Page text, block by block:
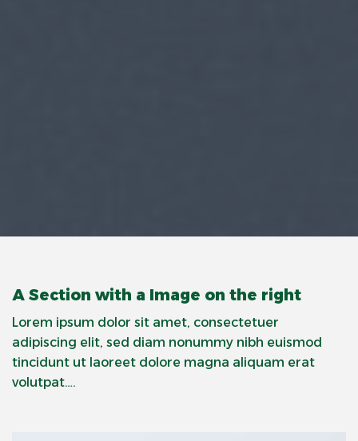
A Section with a Image on the right
Lorem ipsum dolor sit amet, consectetuer
adipiscing elit, sed diam nonummy nibh euismod
tincidunt ut laoreet dolore magna aliquam erat
volutpat….